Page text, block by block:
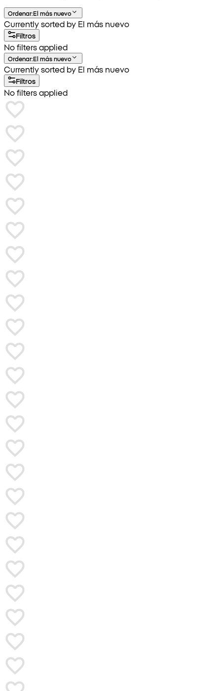
Ordenar:El más nuevo
Currently sorted by El más nuevo
Filtros
No filters applied
Ordenar:El más nuevo
Currently sorted by El más nuevo
Filtros
No filters applied